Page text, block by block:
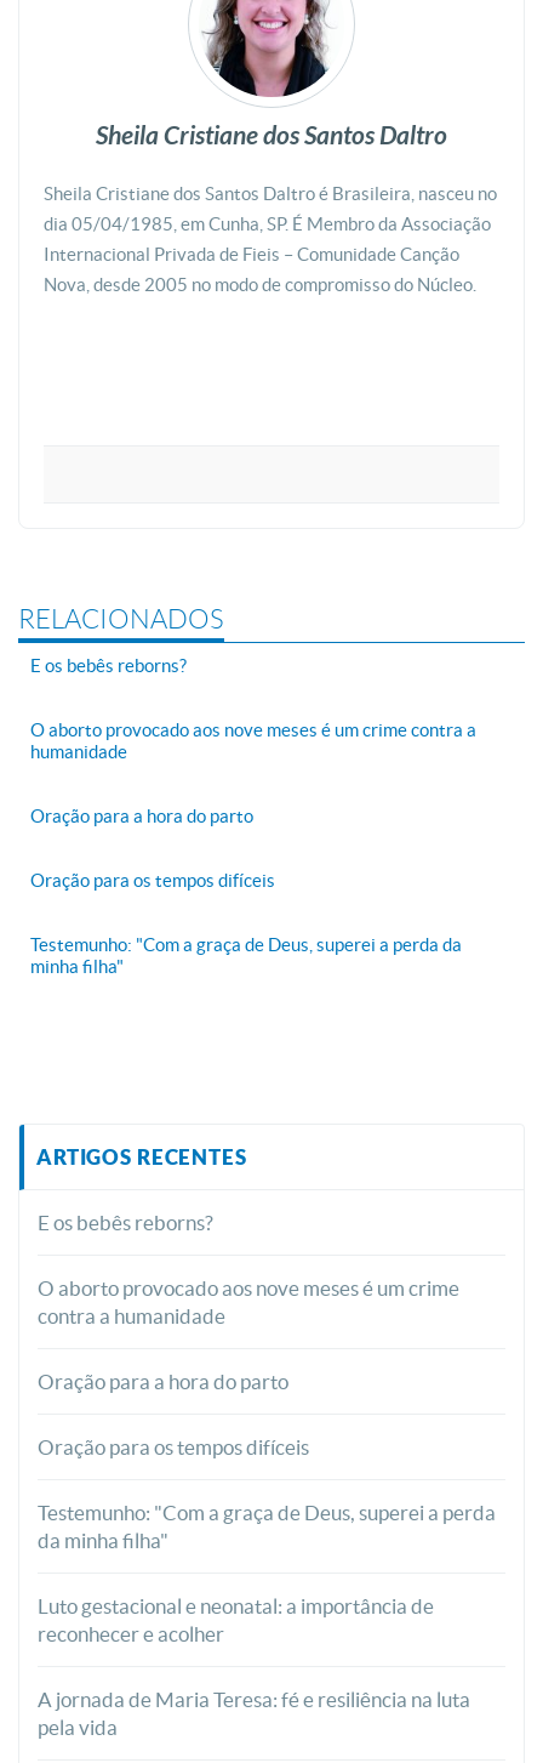
Sheila Cristiane dos Santos Daltro
Sheila Cristiane dos Santos Daltro é Brasileira, nasceu no
dia 05/04/1985, em Cunha, SP. É Membro da Associação
Internacional Privada de Fieis – Comunidade Canção
Nova, desde 2005 no modo de compromisso do Núcleo.
RELACIONADOS
E os bebês reborns?
O aborto provocado aos nove meses é um crime contra a
humanidade
Oração para a hora do parto
Oração para os tempos difíceis
Testemunho: "Com a graça de Deus, superei a perda da
minha filha"
ARTIGOS RECENTES
E os bebês reborns?
O aborto provocado aos nove meses é um crime
contra a humanidade
Oração para a hora do parto
Oração para os tempos difíceis
Testemunho: "Com a graça de Deus, superei a perda
da minha filha"
Luto gestacional e neonatal: a importância de
reconhecer e acolher
A jornada de Maria Teresa: fé e resiliência na luta
pela vida